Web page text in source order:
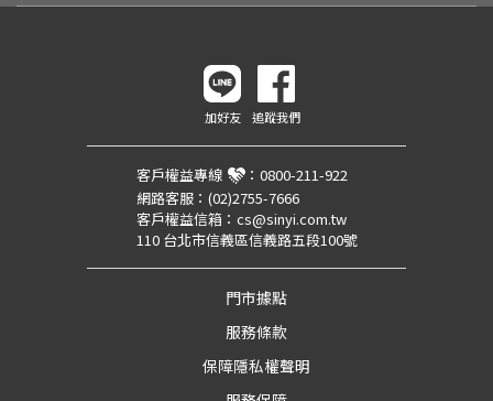
加好友 追蹤我們
客戶權益專線 ： 0800-211-922
網路客服： (02)2755-7666
客戶權益信箱： cs@sinyi.com.tw
110 台北市信義區信義路五段100號
門市據點
服務條款
保障隱私權聲明